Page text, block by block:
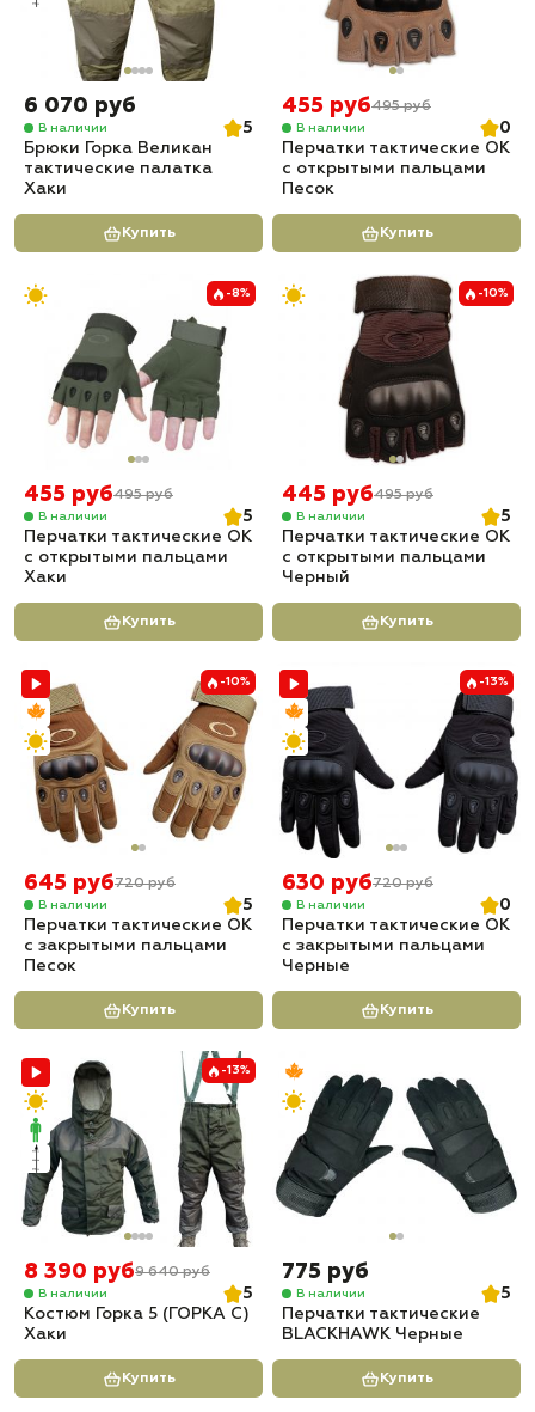
6 070 руб
В наличии
5
Брюки Горка Великан
тактические палатка
Хаки
Купить
455 руб495 руб
В наличии
0
Перчатки тактические OK
с открытыми пальцами
Песок
Купить
-8%
455 руб495 руб
В наличии
5
Перчатки тактические OK
с открытыми пальцами
Хаки
Купить
-10%
445 руб495 руб
В наличии
5
Перчатки тактические OK
с открытыми пальцами
Черный
Купить
-10%
645 руб720 руб
В наличии
5
Перчатки тактические OK
с закрытыми пальцами
Песок
Купить
-13%
630 руб720 руб
В наличии
0
Перчатки тактические OK
с закрытыми пальцами
Черные
Купить
-13%
8 390 руб9 640 руб
В наличии
5
Костюм Горка 5 (ГОРКА С)
Хаки
Купить
775 руб
В наличии
5
Перчатки тактические
BLACKHAWK Черные
Купить